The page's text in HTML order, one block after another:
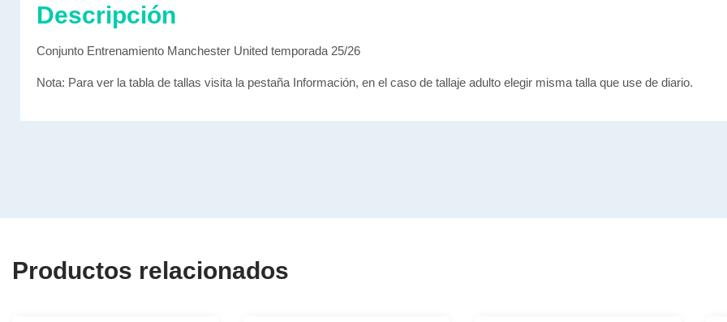
Descripción
Conjunto Entrenamiento Manchester United temporada 25/26
Nota: Para ver la tabla de tallas visita la pestaña Información, en el caso de tallaje adulto elegir misma talla que use de diario.
Productos relacionados